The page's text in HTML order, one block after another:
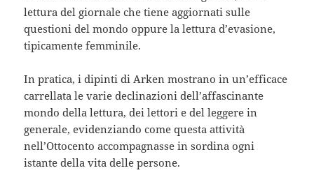
lettura del giornale che tiene aggiornati sulle
questioni del mondo oppure la lettura d’evasione,
tipicamente femminile.
In pratica, i dipinti di Arken mostrano in un’efficace
carrellata le varie declinazioni dell’affascinante
mondo della lettura, dei lettori e del leggere in
generale, evidenziando come questa attività
nell’Ottocento accompagnasse in sordina ogni
istante della vita delle persone.